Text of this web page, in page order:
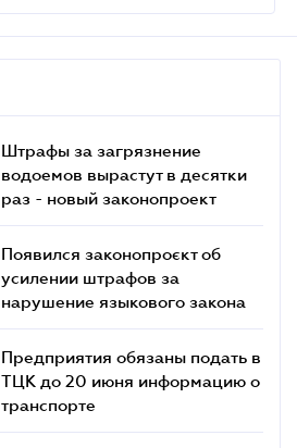
Штрафы за загрязнение
водоемов вырастут в десятки
раз - новый законопроект
Появился законопроєкт об
усилении штрафов за
нарушение языкового закона
Предприятия обязаны подать в
ТЦК до 20 июня информацию о
транспорте